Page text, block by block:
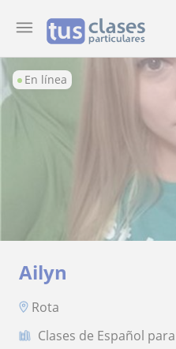
En línea
Ailyn
Rota
Clases de Español